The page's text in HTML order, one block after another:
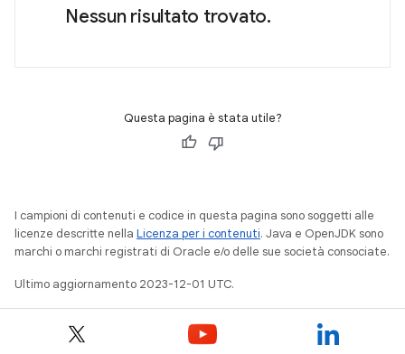
Nessun risultato trovato.
Questa pagina è stata utile?
I campioni di contenuti e codice in questa pagina sono soggetti alle
licenze descritte nella Licenza per i contenuti. Java e OpenJDK sono
marchi o marchi registrati di Oracle e/o delle sue società consociate.
Ultimo aggiornamento 2023-12-01 UTC.